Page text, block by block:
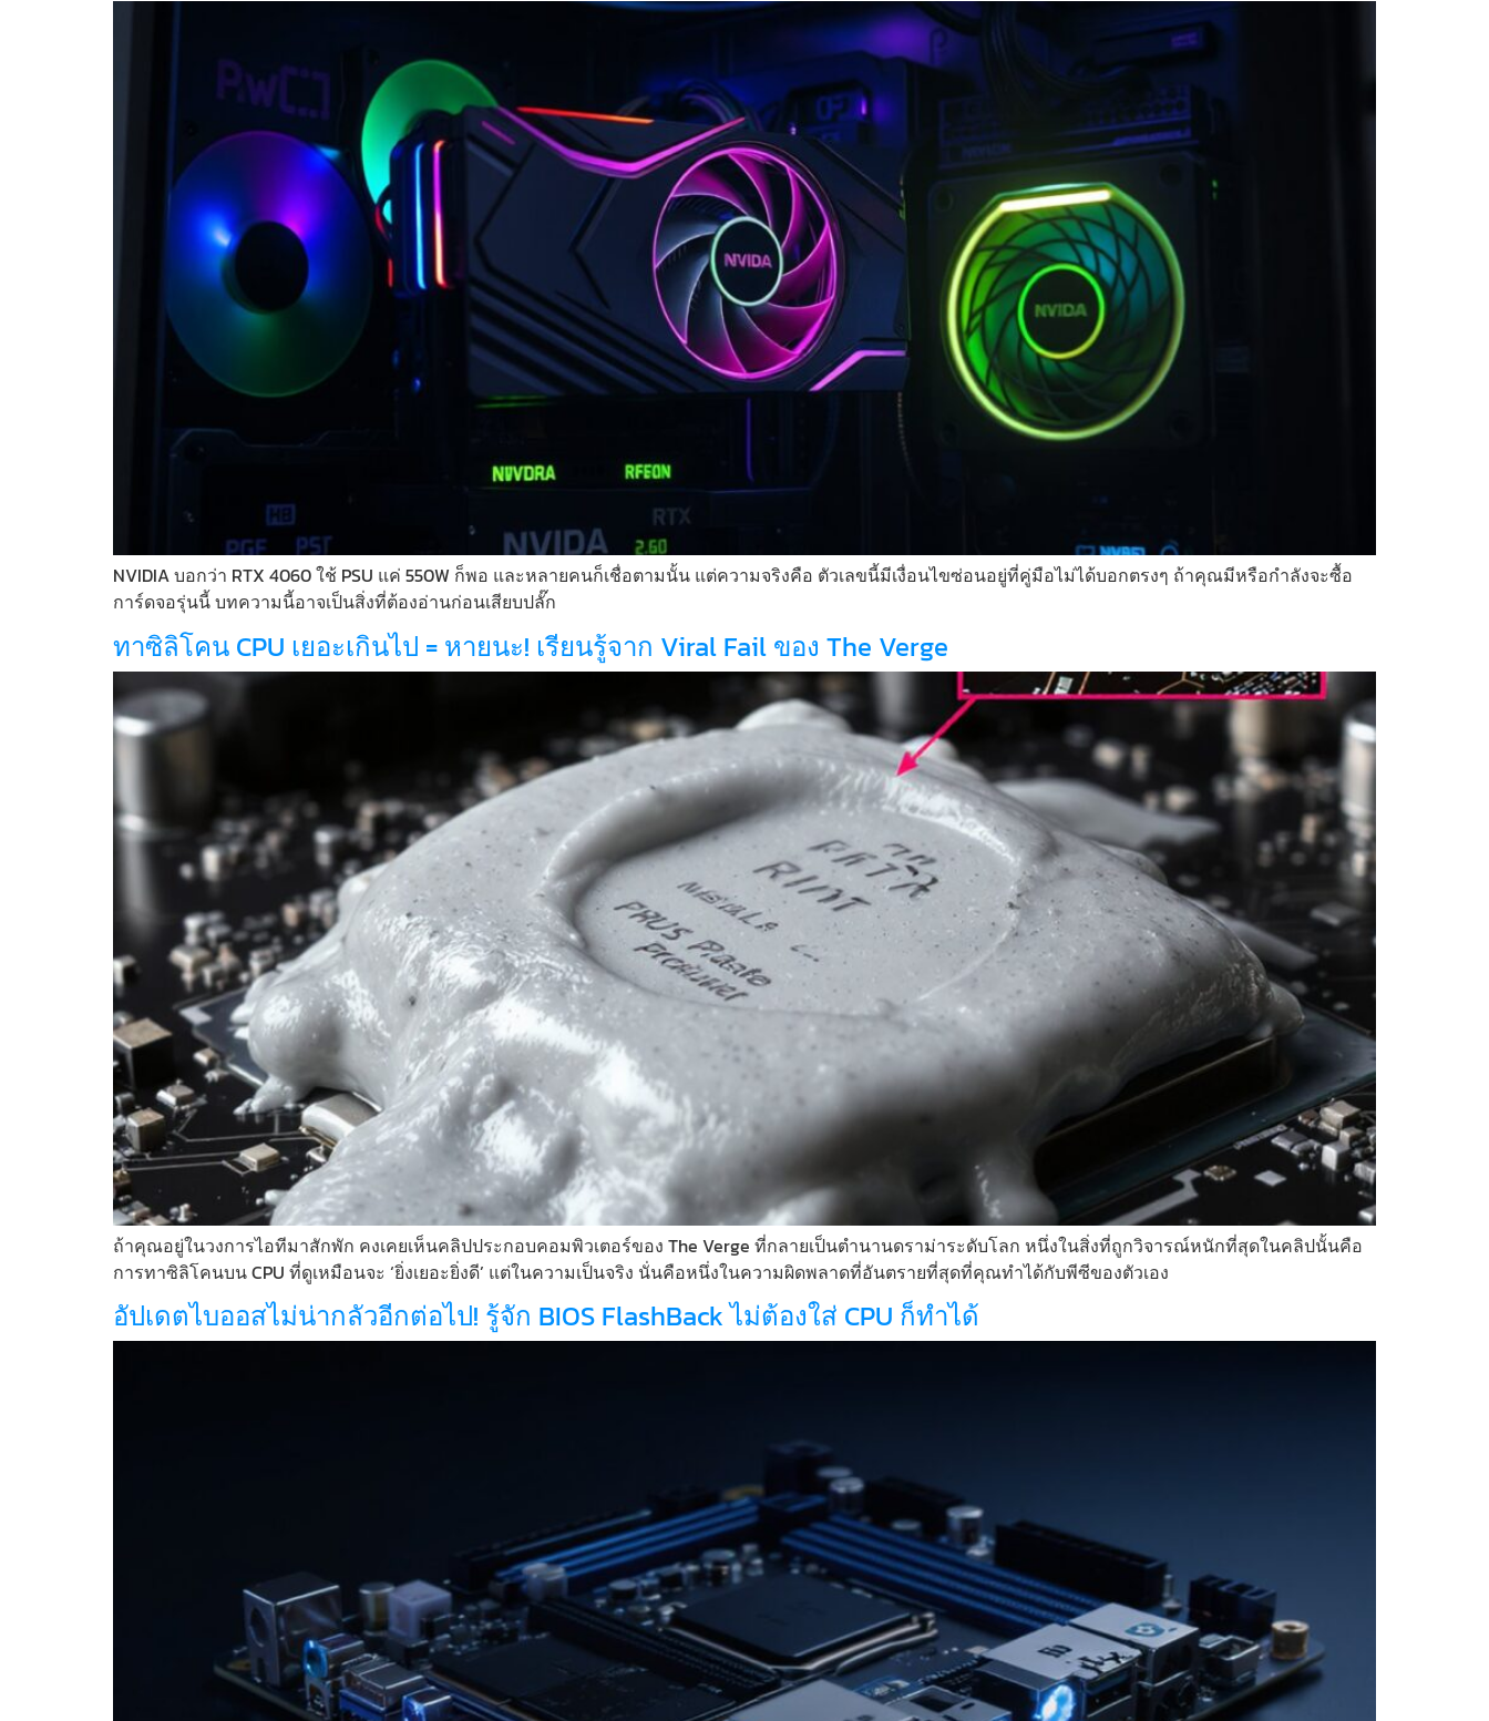
NVIDIA บอกว่า RTX 4060 ใช้ PSU แค่ 550W ก็พอ และหลายคนก็เชื่อตามนั้น แต่ความจริงคือ ตัวเลขนี้มีเงื่อนไขซ่อนอยู่ที่คู่มือไม่ได้บอกตรงๆ ถ้าคุณมีหรือกำลังจะซื้อ
การ์ดจอรุ่นนี้ บทความนี้อาจเป็นสิ่งที่ต้องอ่านก่อนเสียบปลั๊ก
ทาซิลิโคน CPU เยอะเกินไป = หายนะ! เรียนรู้จาก Viral Fail ของ The Verge
ถ้าคุณอยู่ในวงการไอทีมาสักพัก คงเคยเห็นคลิปประกอบคอมพิวเตอร์ของ The Verge ที่กลายเป็นตำนานดราม่าระดับโลก หนึ่งในสิ่งที่ถูกวิจารณ์หนักที่สุดในคลิปนั้นคือ
การทาซิลิโคนบน CPU ที่ดูเหมือนจะ ‘ยิ่งเยอะยิ่งดี’ แต่ในความเป็นจริง นั่นคือหนึ่งในความผิดพลาดที่อันตรายที่สุดที่คุณทำได้กับพีซีของตัวเอง
อัปเดตไบออสไม่น่ากลัวอีกต่อไป! รู้จัก BIOS FlashBack ไม่ต้องใส่ CPU ก็ทำได้